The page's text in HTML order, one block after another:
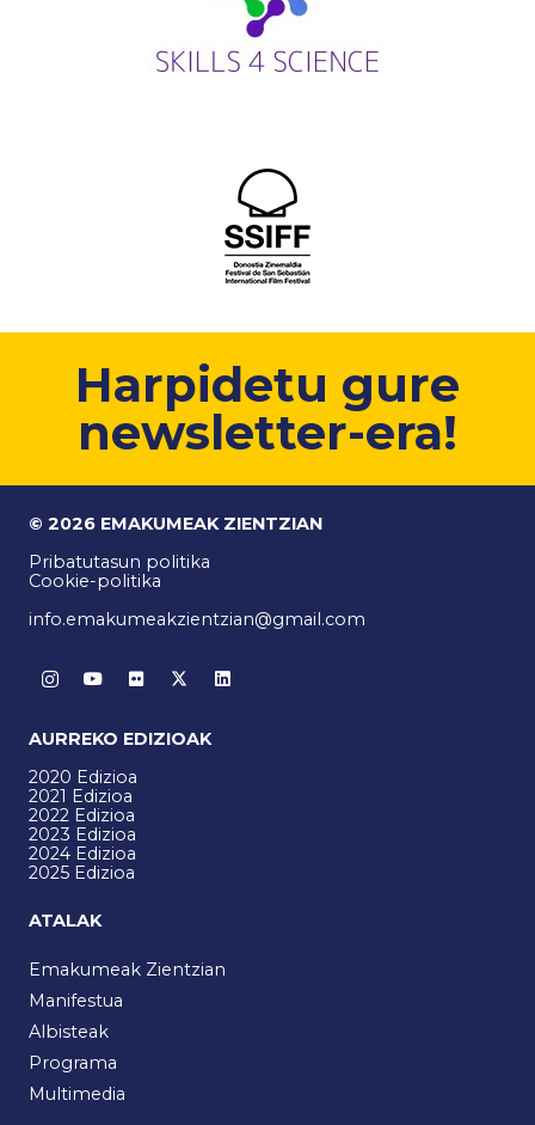
Harpidetu gure
newsletter-era!
© 2026 EMAKUMEAK ZIENTZIAN
Pribatutasun politika
Cookie-politika
info.emakumeakzientzian@gmail.com
AURREKO EDIZIOAK
2020 Edizioa
2021 Edizioa
2022 Edizioa
2023 Edizioa
2024 Edizioa
2025 Edizioa
ATALAK
Emakumeak Zientzian
Manifestua
Albisteak
Programa
Multimedia